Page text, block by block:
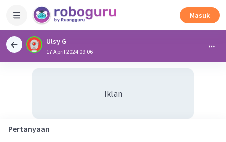
Masuk
Ulsy G
17 April 2024 09:06
Iklan
Pertanyaan